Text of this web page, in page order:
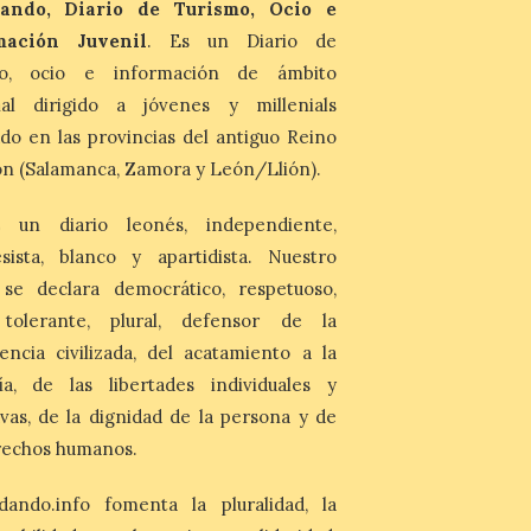
Última llamada: Eclipse
total del 12 de agosto.
Dónde alojarse y a qué
precio
7 Ago 2026
León es la provincia más
económica (116€/noche),
pero también una de las
más agotadas: solo un 4%
de alojamientos libres.
Zamora, Palencia y Álava son las
provincias con menos margen: apenas un
1% de los alojamientos siguen libres para
esas […]
El eclipse genera un boom
precios desorbitados,
según SiteMinder
Diario de Turismo, Ocio e
Juvenil. Es un Diario de
ocio e información de ámbito
dirigido a jóvenes y millenials
en las provincias del antiguo Reino
(Salamanca, Zamora y León/Llión).
un diario leonés, independiente,
blanco y apartidista. Nuestro
declara democrático, respetuoso,
tolerante, plural, defensor de la
civilizada, del acatamiento a la
de las libertades individuales y
de la dignidad de la persona y de
humanos.
fomenta la pluralidad, la